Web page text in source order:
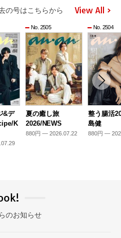
の号はこちらから View All
&デ
K
No. 2505
夏の癒し旅
2026/NEWS
880円 — 2026.07.22
No. 2504
整う腸活
島健
880円 —
のお知らせ